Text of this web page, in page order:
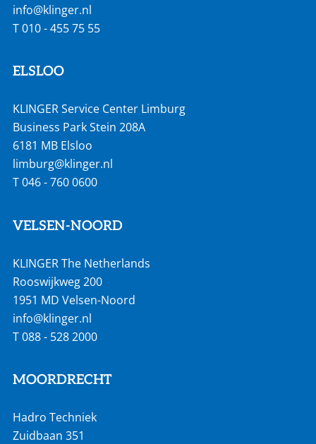
info@klinger.nl
T010 - 455 75 55
ELSLOO
KLINGER Service Center Limburg
Business Park Stein 208A
6181 MB Elsloo
limburg@klinger.nl
T046 - 760 0600
VELSEN-NOORD
KLINGER The Netherlands
Rooswijkweg 200
1951 MD Velsen-Noord
info@klinger.nl
T088 - 528 2000
MOORDRECHT
Hadro Techniek
Zuidbaan 351